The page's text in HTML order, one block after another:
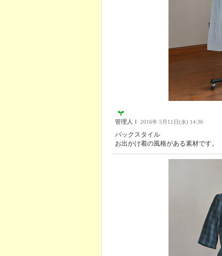
管理人Ｉ 2016年 5月11日(水) 14:36
バックスタイル
お出かけ着の風格がある素材です。